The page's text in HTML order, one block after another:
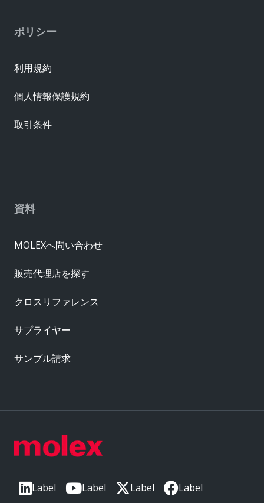
Label Label Label Label
資料
MOLEXへ問い合わせ
販売代理店を探す
クロスリファレンス
サプライヤー
サンプル請求
ポリシー
利用規約
個人情報保護規約
取引条件